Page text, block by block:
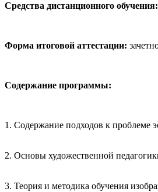
Средства дистанционного обучения:
Форма итоговой аттестации:
Содержание программы:
1. Содержание подходов к проблеме
2. Основы художественной
3. Теория и методика обучения